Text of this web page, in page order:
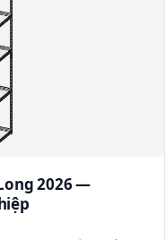
2026 —